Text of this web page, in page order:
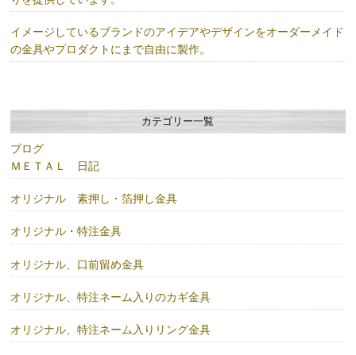
イメージしているブランドのアイデアやデザインをオーダーメイド
の金具やプロダクトにまで自由に製作。
カテゴリー一覧
ブログ
ＭＥＴＡＬ 日記
オリジナル 素押し・箔押し金具
オリジナル・特注金具
オリジナル、口前留め金具
オリジナル、特注ネーム入りのカギ金具
オリジナル、特注ネーム入りリング金具